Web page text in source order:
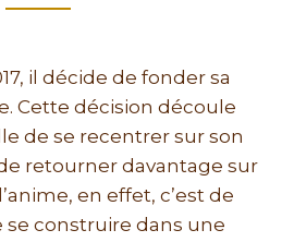
il décide de fonder sa
Cette décision découle
de se recentrer sur son
retourner davantage sur
en effet, c’est de
construire dans une